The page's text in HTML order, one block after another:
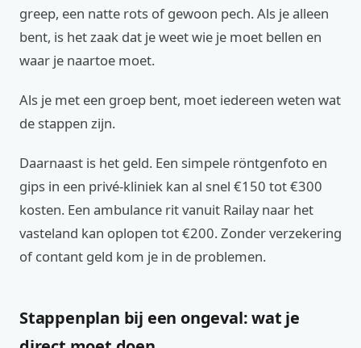
greep, een natte rots of gewoon pech. Als je alleen
bent, is het zaak dat je weet wie je moet bellen en
waar je naartoe moet.
Als je met een groep bent, moet iedereen weten wat
de stappen zijn.
Daarnaast is het geld. Een simpele röntgenfoto en
gips in een privé-kliniek kan al snel €150 tot €300
kosten. Een ambulance rit vanuit Railay naar het
vasteland kan oplopen tot €200. Zonder verzekering
of contant geld kom je in de problemen.
Stappenplan bij een ongeval: wat je